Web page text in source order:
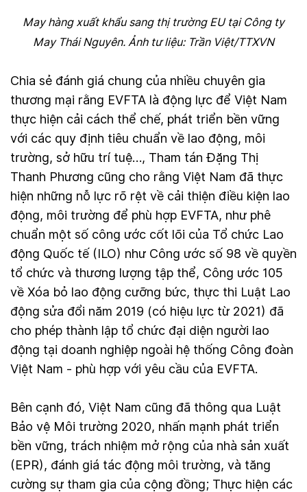
May hàng xuất khẩu sang thị trường EU tại Công ty
May Thái Nguyên. Ảnh tư liệu: Trần Việt/TTXVN
Chia sẻ đánh giá chung của nhiều chuyên gia
thương mại rằng EVFTA là động lực để Việt Nam
thực hiện cải cách thể chế, phát triển bền vững
với các quy định tiêu chuẩn về lao động, môi
trường, sở hữu trí tuệ…, Tham tán Đặng Thị
Thanh Phương cũng cho rằng Việt Nam đã thực
hiện những nỗ lực rõ rệt về cải thiện điều kiện lao
động, môi trường để phù hợp EVFTA, như phê
chuẩn một số công ước cốt lõi của Tổ chức Lao
động Quốc tế (ILO) như Công ước số 98 về quyền
tổ chức và thương lượng tập thể, Công ước 105
về Xóa bỏ lao động cưỡng bức, thực thi Luật Lao
động sửa đổi năm 2019 (có hiệu lực từ 2021) đã
cho phép thành lập tổ chức đại diện người lao
động tại doanh nghiệp ngoài hệ thống Công đoàn
Việt Nam - phù hợp với yêu cầu của EVFTA.
Bên cạnh đó, Việt Nam cũng đã thông qua Luật
Bảo vệ Môi trường 2020, nhấn mạnh phát triển
bền vững, trách nhiệm mở rộng của nhà sản xuất
(EPR), đánh giá tác động môi trường, và tăng
cường sự tham gia của cộng đồng; Thực hiện các